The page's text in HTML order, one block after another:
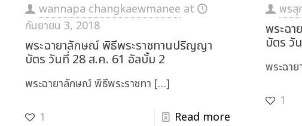
wannapa changkaewmanee at
กันยายน 3, 2018
พระฉายาลักษณ์ พิธีพระราชทานปริญญา
บัตร วันที่ 28 ส.ค. 61 อัลบั้ม 2
พระฉายาลักษณ์ พิธีพระราชทา […]
1 Read more
พร
พระฉ
บัตร วั
พระฉา
1